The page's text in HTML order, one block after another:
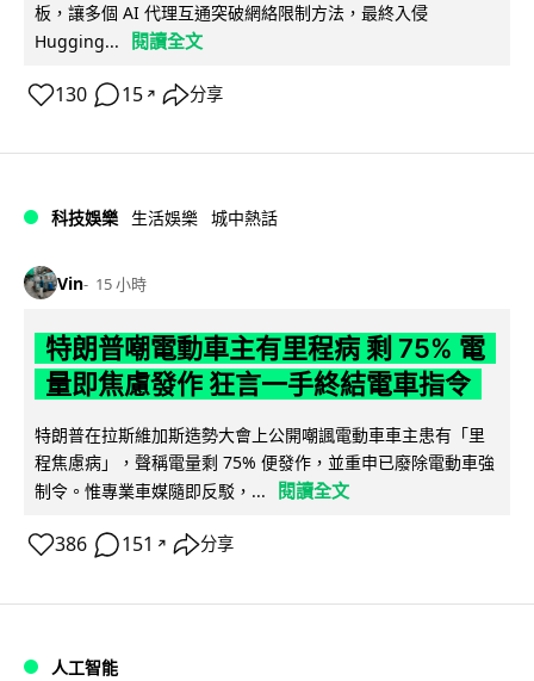
板，讓多個 AI 代理互通突破網絡限制方法，最終入侵
Hugging...
閱讀全文
130 15 ↗ 分享
科技娛樂 生活娛樂 城中熱話
Vin 15 小時
特朗普嘲電動車主有里程病 剩 75% 電
量即焦慮發作 狂言一手終結電車指令
特朗普在拉斯維加斯造勢大會上公開嘲諷電動車車主患有「里
程焦慮病」，聲稱電量剩 75% 便發作，並重申已廢除電動車強
制令。惟專業車媒隨即反駁，...
閱讀全文
386 151 ↗ 分享
人工智能